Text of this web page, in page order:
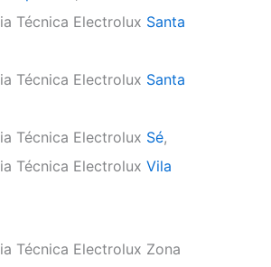
Técnica Electrolux Santa
Técnica Electrolux Santa
Técnica Electrolux Sé,
Técnica Electrolux Vila
Técnica Electrolux Zona